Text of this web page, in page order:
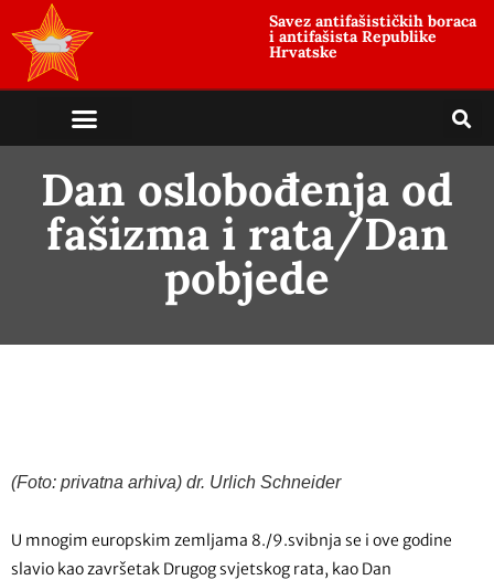
Savez antifašističkih boraca
i antifašista Republike
Hrvatske
Dan oslobođenja od
fašizma i rata/Dan
pobjede
(Foto: privatna arhiva) dr. Urlich Schneider
U mnogim europskim zemljama 8./9.svibnja se i ove godine
slavio kao završetak Drugog svjetskog rata, kao Dan